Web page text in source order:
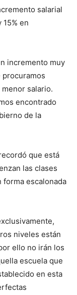
salarial
en
incremento muy
salario.
encontrado
de la
que está
las clases
forma escalonada
niveles están
ello no irán los
escuela que
en esta